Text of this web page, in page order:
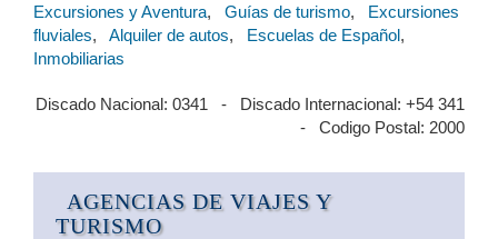
Excursiones y Aventura, Guías de turismo, Excursiones
fluviales, Alquiler de autos, Escuelas de Español,
Inmobiliarias
Discado Nacional: 0341 - Discado Internacional: +54 341
- Codigo Postal: 2000
AGENCIAS DE VIAJES Y
TURISMO